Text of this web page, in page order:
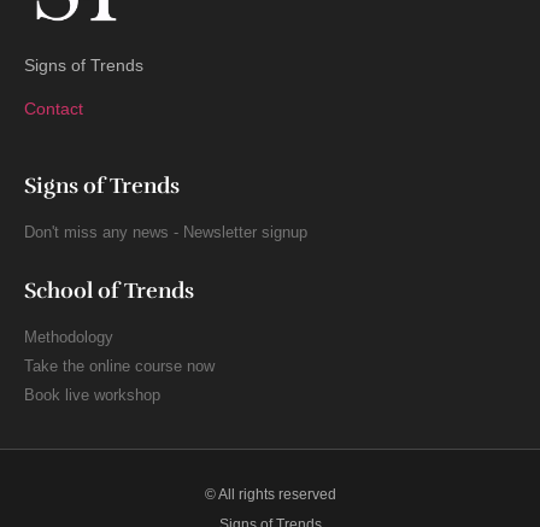
Signs of Trends
Contact
Signs of Trends
Don't miss any news - Newsletter signup
School of Trends
Methodology
Take the online course now
Book live workshop
© All rights reserved